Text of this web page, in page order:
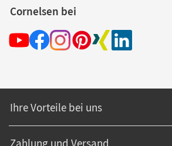
Cornelsen bei
Ihre Vorteile bei uns